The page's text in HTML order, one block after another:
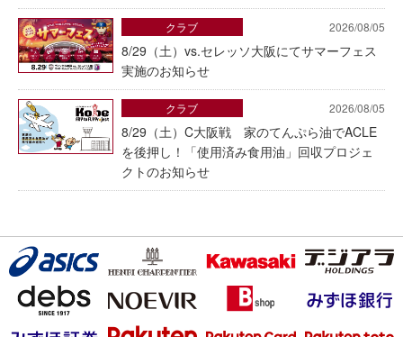
2026/08/05
8/29（土）vs.セレッソ大阪にてサマーフェス
実施のお知らせ
クラブ
2026/08/05
8/29（土）C大阪戦 家のてんぷら油でACLE
を後押し！「使用済み食用油」回収プロジェ
クトのお知らせ
クラブ